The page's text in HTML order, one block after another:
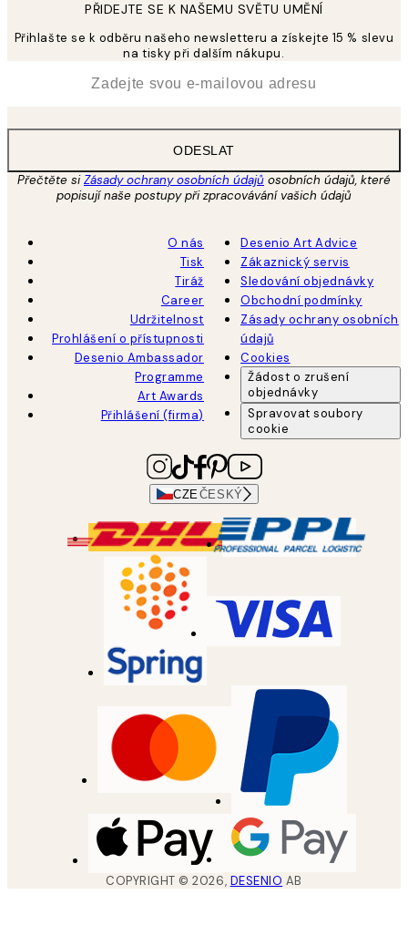
PŘIDEJTE SE K NAŠEMU SVĚTU UMĚNÍ
Přihlašte se k odběru našeho newsletteru a získejte 15 % slevu
na tisky při dalším nákupu.
ODESLAT
Přečtěte siZásady ochrany osobních údajů osobních údajů, které
popisují naše postupy při zpracovávání vašich údajů
O nás
Tisk
Tiráž
Career
Udržitelnost
Prohlášení o přístupnosti
Desenio Ambassador
Programme
Art Awards
Přihlášení (firma)
Desenio Art Advice
Zákaznický servis
Sledování objednávky
Obchodní podmínky
Zásady ochrany osobních
údajů
Cookies
Žádost o zrušení
objednávky
Spravovat soubory
cookie
CZE ČESKÝ
COPYRIGHT ©2026, DESENIO AB